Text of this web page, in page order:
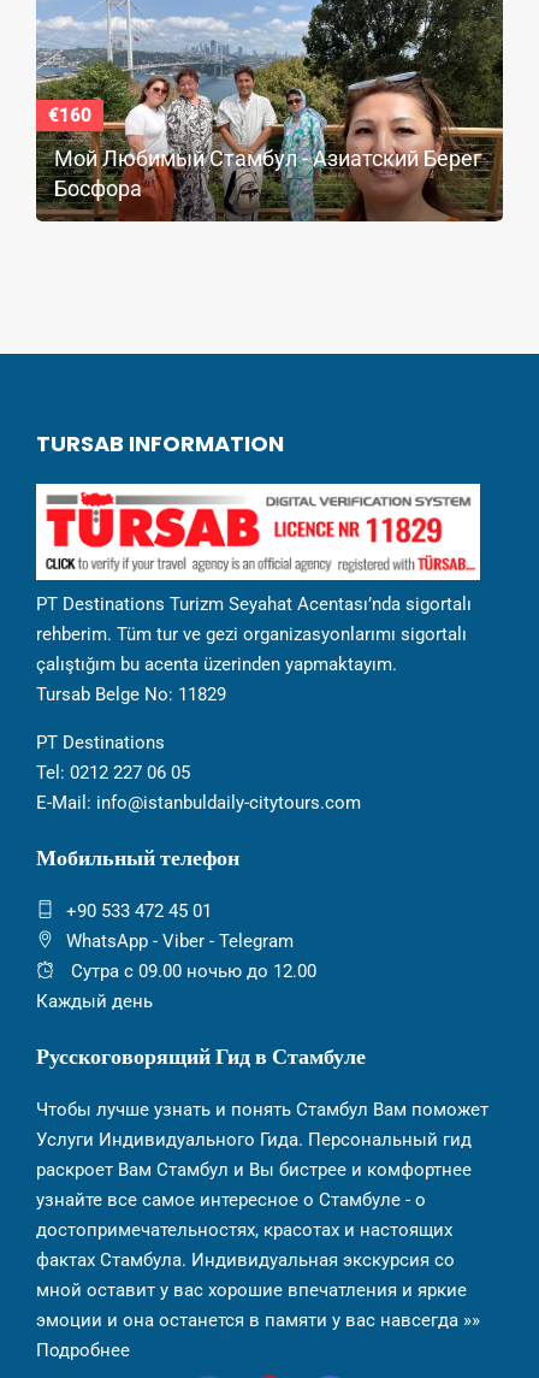
€160
Мой Любимый Стамбул - Азиатский Берег
Босфора
TURSAB INFORMATION
PT Destinations Turizm Seyahat Acentası’nda sigortalı
rehberim. Tüm tur ve gezi organizasyonlarımı sigortalı
çalıştığım bu acenta üzerinden yapmaktayım.
Tursab Belge No: 11829
PT Destinations
Tel: 0212 227 06 05
E-Mail: info@istanbuldaily-citytours.com
Мобильный телефон
+90 533 472 45 01
WhatsApp - Viber - Telegram
Сутра с 09.00 ночью до 12.00
Каждый день
Русскоговорящий Гид в Стамбуле
Чтобы лучше узнать и понять Стамбул Вам поможет
Услуги Индивидуального Гида. Персональный гид
раскроет Вам Стамбул и Вы бистрее и комфортнее
узнайте все самое интересное о Стамбуле - о
достопримечательностях, красотах и настоящих
фактах Стамбула. Индивидуальная экскурсия со
мной оставит у вас хорошие впечатления и яркие
эмоции и она останется в памяти у вас навсегда »»
Подробнее